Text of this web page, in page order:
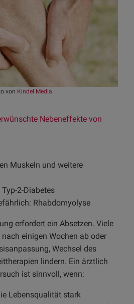
von Kindel Media
Nebeneffekte von
Muskeln und weitere
2-Diabetes
Rhabdomyolyse
erfordert ein Absetzen. Viele
einigen Wochen ab oder
Wechsel des
lindern. Ein ärztlich
ist sinnvoll, wenn:
Lebensqualität stark